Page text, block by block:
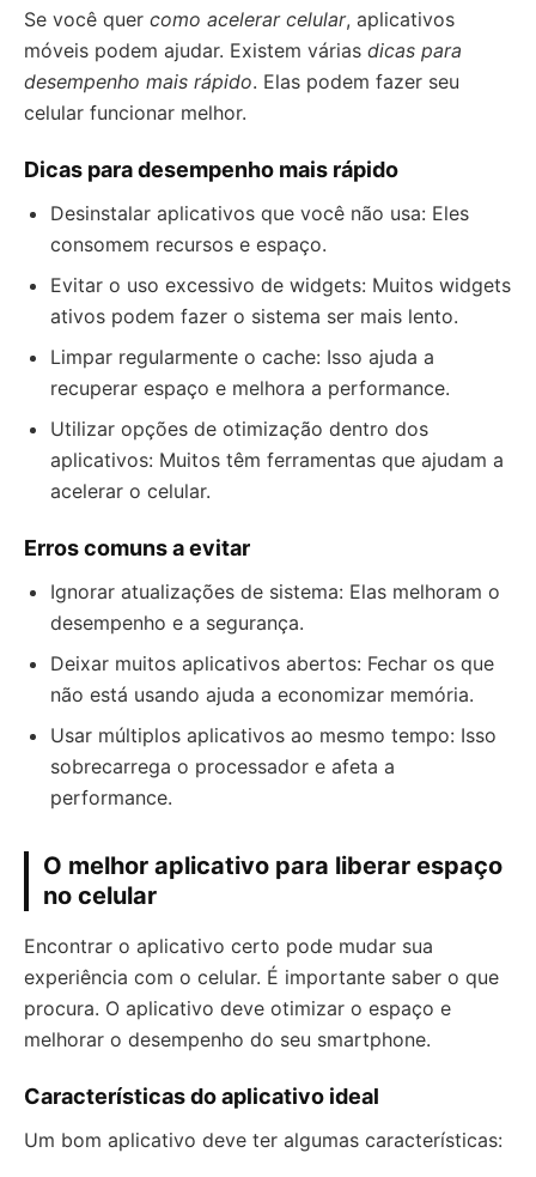
Se você quer como acelerar celular, aplicativos
móveis podem ajudar. Existem várias dicas para
desempenho mais rápido. Elas podem fazer seu
celular funcionar melhor.
Dicas para desempenho mais rápido
Desinstalar aplicativos que você não usa: Eles
consomem recursos e espaço.
Evitar o uso excessivo de widgets: Muitos widgets
ativos podem fazer o sistema ser mais lento.
Limpar regularmente o cache: Isso ajuda a
recuperar espaço e melhora a performance.
Utilizar opções de otimização dentro dos
aplicativos: Muitos têm ferramentas que ajudam a
acelerar o celular.
Erros comuns a evitar
Ignorar atualizações de sistema: Elas melhoram o
desempenho e a segurança.
Deixar muitos aplicativos abertos: Fechar os que
não está usando ajuda a economizar memória.
Usar múltiplos aplicativos ao mesmo tempo: Isso
sobrecarrega o processador e afeta a
performance.
O melhor aplicativo para liberar espaço
no celular
Encontrar o aplicativo certo pode mudar sua
experiência com o celular. É importante saber o que
procura. O aplicativo deve otimizar o espaço e
melhorar o desempenho do seu smartphone.
Características do aplicativo ideal
Um bom aplicativo deve ter algumas características: